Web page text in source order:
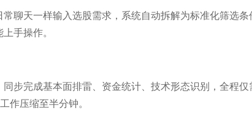
聊天一样输入选股需求，系统自动拆解为标准化筛选条
手操作。
步完成基本面排雷、资金统计、技术形态识别，全程仅
作压缩至半分钟。